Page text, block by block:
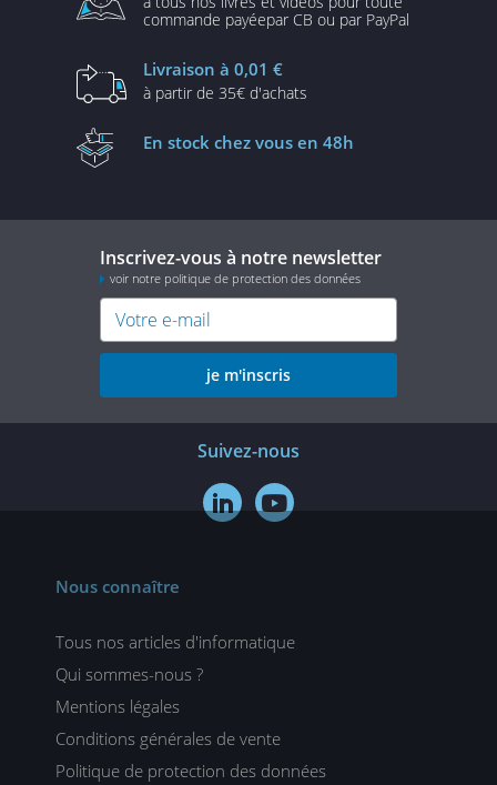
commande payéepar CB ou par PayPal
Livraison à 0,01 €
à partir de 35€ d'achats
En stock chez vous en 48h
Inscrivez-vous à notre newsletter
voir notre politique de protection des données
je m'inscris
Suivez-nous
 
Nous connaître
Tous nos articles d'informatique
Qui sommes-nous ?
Mentions légales
Conditions générales de vente
Politique de protection des données